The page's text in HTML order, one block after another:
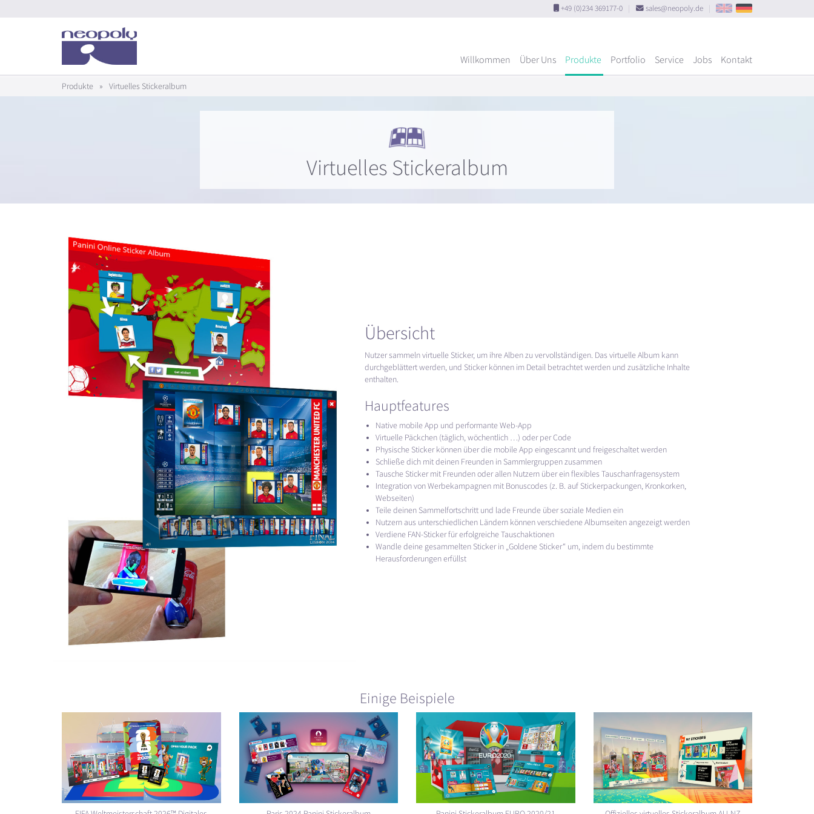
+49 (0)234 369177-0 sales@neopoly.de
Willkommen Über Uns Produkte Portfolio Service Jobs Kontakt
Produkte » Virtuelles Stickeralbum
Virtuelles Stickeralbum
Übersicht
Nutzer sammeln virtuelle Sticker, um ihre Alben zu vervollständigen. Das virtuelle Album kann
durchgeblättert werden, und Sticker können im Detail betrachtet werden und zusätzliche Inhalte
enthalten.
Hauptfeatures
Native mobile App und performante Web-App
Virtuelle Päckchen (täglich, wöchentlich …) oder per Code
Physische Sticker können über die mobile App eingescannt und freigeschaltet werden
Schließe dich mit deinen Freunden in Sammlergruppen zusammen
Tausche Sticker mit Freunden oder allen Nutzern über ein flexibles Tauschanfragensystem
Integration von Werbekampagnen mit Bonuscodes (z. B. auf Stickerpackungen, Kronkorken,
Webseiten)
Teile deinen Sammelfortschritt und lade Freunde über soziale Medien ein
Nutzern aus unterschiedlichen Ländern können verschiedene Albumseiten angezeigt werden
Verdiene FAN-Sticker für erfolgreiche Tauschaktionen
Wandle deine gesammelten Sticker in „Goldene Sticker“ um, indem du bestimmte
Herausforderungen erfüllst
Einige Beispiele